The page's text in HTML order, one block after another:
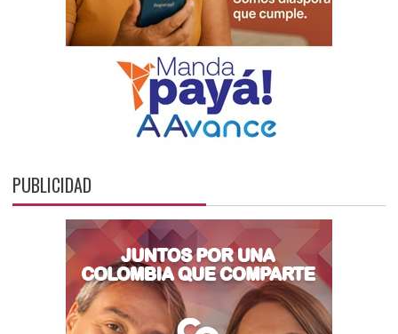
PUBLICIDAD